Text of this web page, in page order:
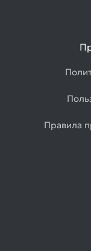
Правила